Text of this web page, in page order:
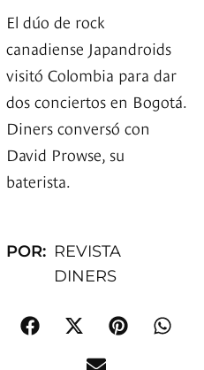
El dúo de rock
canadiense Japandroids
visitó Colombia para dar
dos conciertos en Bogotá.
Diners conversó con
David Prowse, su
baterista.
POR: REVISTA
DINERS